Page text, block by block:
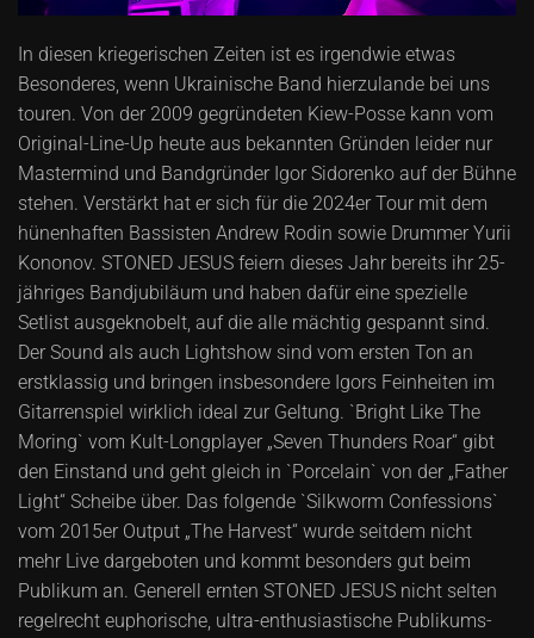
In diesen kriegerischen Zeiten ist es irgendwie etwas
Besonderes, wenn Ukrainische Band hierzulande bei uns
touren. Von der 2009 gegründeten Kiew-Posse kann vom
Original-Line-Up heute aus bekannten Gründen leider nur
Mastermind und Bandgründer Igor Sidorenko auf der Bühne
stehen. Verstärkt hat er sich für die 2024er Tour mit dem
hünenhaften Bassisten Andrew Rodin sowie Drummer Yurii
Kononov. STONED JESUS feiern dieses Jahr bereits ihr 25-
jähriges Bandjubiläum und haben dafür eine spezielle
Setlist ausgeknobelt, auf die alle mächtig gespannt sind.
Der Sound als auch Lightshow sind vom ersten Ton an
erstklassig und bringen insbesondere Igors Feinheiten im
Gitarrenspiel wirklich ideal zur Geltung. `Bright Like The
Moring` vom Kult-Longplayer „Seven Thunders Roar“ gibt
den Einstand und geht gleich in `Porcelain` von der „Father
Light“ Scheibe über. Das folgende `Silkworm Confessions`
vom 2015er Output „The Harvest“ wurde seitdem nicht
mehr Live dargeboten und kommt besonders gut beim
Publikum an. Generell ernten STONED JESUS nicht selten
regelrecht euphorische, ultra-enthusiastische Publikums-